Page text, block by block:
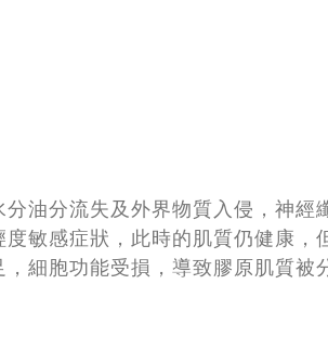
油分流失及外界物質入侵，神經
敏感症狀，此時的肌質仍健康，
細胞功能受損，導致膠原肌質被